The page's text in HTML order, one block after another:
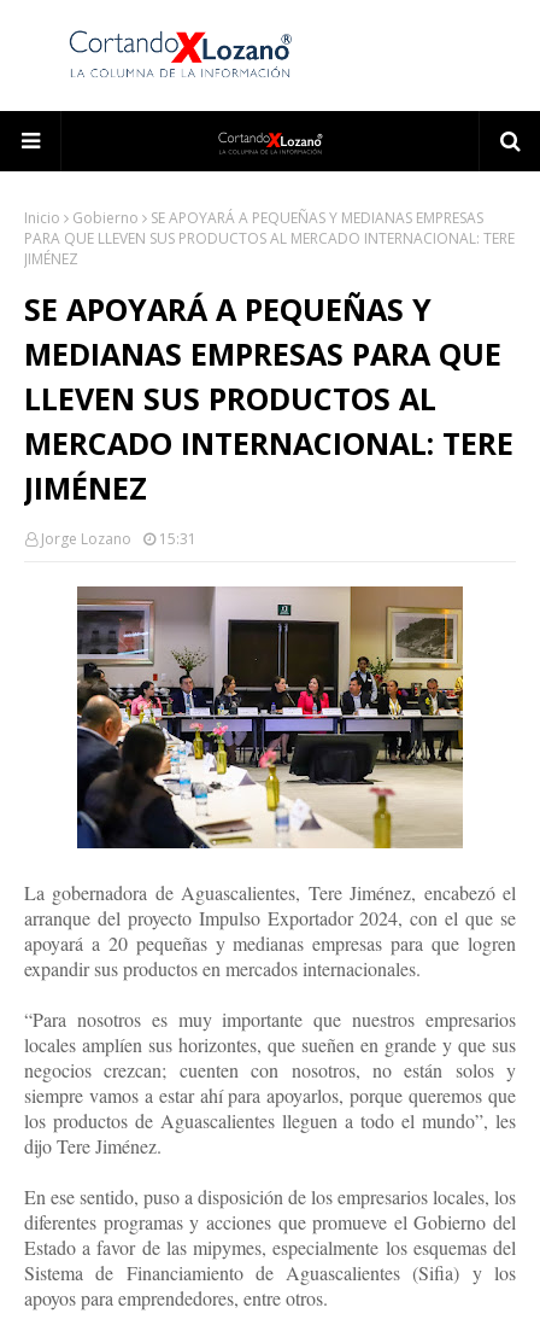
Inicio Gobierno
SE APOYARÁ A PEQUEÑAS Y MEDIANAS EMPRESAS
PARA QUE LLEVEN SUS PRODUCTOS AL MERCADO INTERNACIONAL: TERE
JIMÉNEZ
SE APOYARÁ A PEQUEÑAS Y
MEDIANAS EMPRESAS PARA QUE
LLEVEN SUS PRODUCTOS AL
MERCADO INTERNACIONAL: TERE
JIMÉNEZ
Jorge Lozano 15:31
La gobernadora de Aguascalientes, Tere Jiménez, encabezó el
arranque del proyecto Impulso Exportador 2024, con el que se
apoyará a 20 pequeñas y medianas empresas para que logren
expandir sus productos en mercados internacionales.
“Para nosotros es muy importante que nuestros empresarios
locales amplíen sus horizontes, que sueñen en grande y que sus
negocios crezcan; cuenten con nosotros, no están solos y
siempre vamos a estar ahí para apoyarlos, porque queremos que
los productos de Aguascalientes lleguen a todo el mundo”, les
dijo Tere Jiménez.
En ese sentido, puso a disposición de los empresarios locales, los
diferentes programas y acciones que promueve el Gobierno del
Estado a favor de las mipymes, especialmente los esquemas del
Sistema de Financiamiento de Aguascalientes (Sifia) y los
apoyos para emprendedores, entre otros.